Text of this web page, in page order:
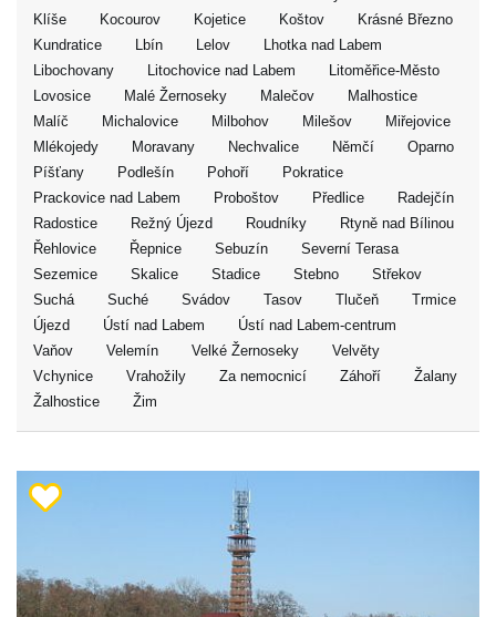
Klíše
Kocourov Kojetice Koštov
Krásné Březno
Kundratice
Lbín Lelov
Lhotka nad Labem
Libochovany
Litochovice nad Labem
Litoměřice-Město
Lovosice
Malé Žernoseky Malečov
Malhostice
Malíč
Michalovice Milbohov Milešov
Miřejovice
Mlékojedy
Moravany Nechvalice Němčí
Oparno
Píšťany
Podlešín Pohoří
Pokratice
Prackovice nad Labem
Proboštov Předlice
Radejčín
Radostice
Režný Újezd Roudníky
Rtyně nad Bílinou
Řehlovice
Řepnice Sebuzín
Severní Terasa
Sezemice
Skalice Stadice Stebno
Střekov
Suchá
Suché Svádov Tasov Tlučeň
Trmice
Újezd
Ústí nad Labem
Ústí nad Labem-centrum
Vaňov
Velemín Velké Žernoseky
Velvěty
Vchynice
Vrahožily Za nemocnicí Záhoří
Žalany
Žalhostice
Žim